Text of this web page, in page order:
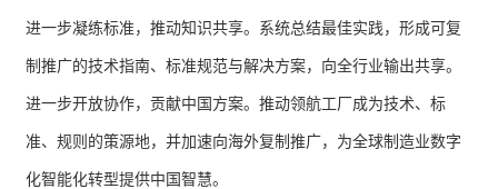
进一步凝练标准，推动知识共享。系统总结最佳实践，形成可复
制推广的技术指南、标准规范与解决方案，向全行业输出共享。
进一步开放协作，贡献中国方案。推动领航工厂成为技术、标
准、规则的策源地，并加速向海外复制推广，为全球制造业数字
化智能化转型提供中国智慧。